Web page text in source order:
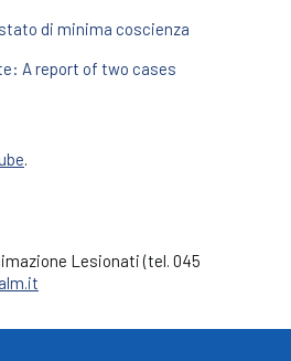
di minima coscienza
A report of two cases
.
Lesionati (tel. 045